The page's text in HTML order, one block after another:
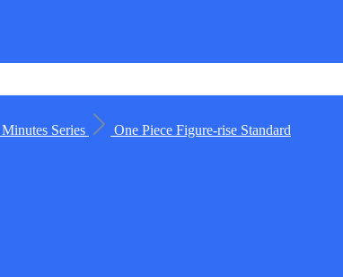
Series One Piece Figure-rise Standard